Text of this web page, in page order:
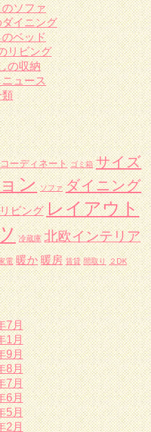
ソファ
イニング
ベッド
リビング
の収納
ュース
類
コーディネート ゴミ箱 サイズ
ン ソファ ダイニング
リビング レイアウト
冷蔵庫 北欧インテリア
電 暖か 暖房 賃貸 間取り ２DK
7月
1月
9月
8月
7月
6月
5月
2月